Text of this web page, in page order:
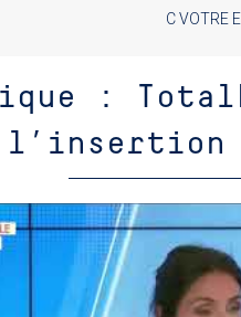
C VOTRE
:
l’insertion